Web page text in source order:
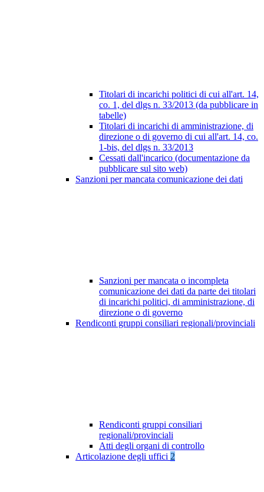
Titolari di incarichi politici di cui all'art. 14,
co. 1, del dlgs n. 33/2013 (da pubblicare in
tabelle)
Titolari di incarichi di amministrazione, di
direzione o di governo di cui all'art. 14, co.
1-bis, del dlgs n. 33/2013
Cessati dall'incarico (documentazione da
pubblicare sul sito web)
Sanzioni per mancata comunicazione dei dati
Sanzioni per mancata o incompleta
comunicazione dei dati da parte dei titolari
di incarichi politici, di amministrazione, di
direzione o di governo
Rendiconti gruppi consiliari regionali/provinciali
Rendiconti gruppi consiliari
regionali/provinciali
Atti degli organi di controllo
Articolazione degli uffici 2